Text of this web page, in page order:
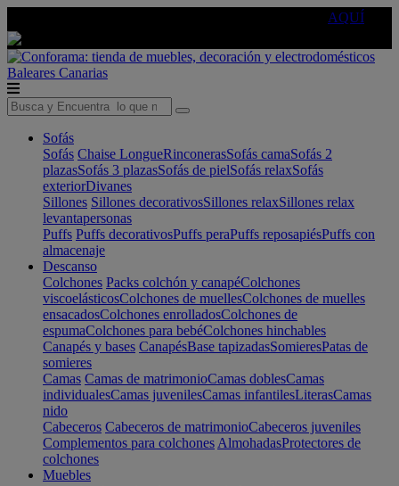
AQUÍ
Baleares Canarias
Sofás
Sofás Chaise LongueRinconerasSofás camaSofás 2
plazasSofás 3 plazasSofás de pielSofás relaxSofás
exteriorDivanes
Sillones Sillones decorativosSillones relaxSillones relax
levantapersonas
Puffs Puffs decorativosPuffs peraPuffs reposapiésPuffs con
almacenaje
Descanso
Colchones Packs colchón y canapéColchones
viscoelásticosColchones de muellesColchones de muelles
ensacadosColchones enrolladosColchones de
espumaColchones para bebéColchones hinchables
Canapés y bases CanapésBase tapizadasSomieresPatas de
somieres
Camas Camas de matrimonioCamas doblesCamas
individualesCamas juvenilesCamas infantilesLiterasCamas
nido
Cabeceros Cabeceros de matrimonioCabeceros juveniles
Complementos para colchones AlmohadasProtectores de
colchones
Muebles